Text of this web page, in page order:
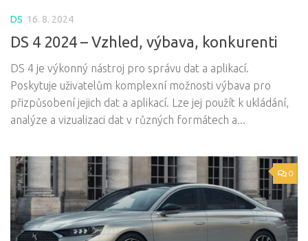
DS 16. 8. 2024
DS 4 2024 – Vzhled, výbava, konkurenti
DS 4 je výkonný nástroj pro správu dat a aplikací.
Poskytuje uživatelům komplexní možnosti výbava pro
přizpůsobení jejich dat a aplikací. Lze jej použít k ukládání,
analýze a vizualizaci dat v různých formátech a...
0